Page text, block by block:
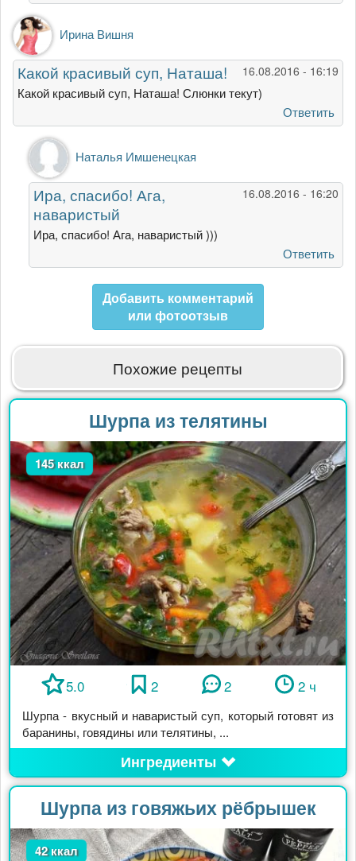
Ирина Вишня
16.08.2016 - 16:19
Какой красивый суп, Наташа!
Какой красивый суп, Наташа! Слюнки текут)
Ответить
Ответ
на
Какой
красивый
суп,
Наташа!
Ирина
Наталья Имшенецкая
16.08.2016 - 16:20
Ира, спасибо! Ага,
наваристый
Ира, спасибо! Ага, наваристый )))
Ответить
Добавить комментарий
или фотоотзыв
Похожие рецепты
Шурпа из телятины
145 ккал
5.0 2 2 2 ч
Шурпа - вкусный и наваристый суп, который готовят из
баранины, говядины или телятины, ...
Ингредиенты
Шурпа из говяжьих рёбрышек
42 ккал